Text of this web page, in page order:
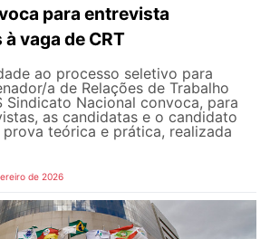
para entrevista
vaga de CRT
ao processo seletivo para
a de Relações de Trabalho
Sindicato Nacional convoca, para
as candidatas e o candidato
teórica e prática, realizada
de 2026